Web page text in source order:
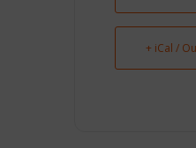
+ iCal /